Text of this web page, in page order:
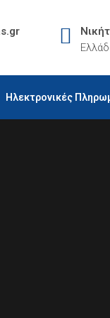
Ηλεκτρονικές